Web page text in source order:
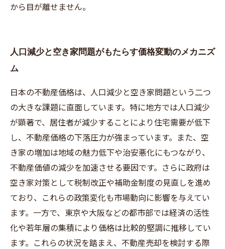
から目が離せません。
人口減少と空き家問題がもたらす価格変動のメカニズ
ム
日本の不動産価格は、人口減少と空き家問題という二つ
の大きな課題に直面しています。特に地方では人口減少
が顕著で、居住者が減少することにより住宅需要が低下
し、不動産価格の下落圧力が強まっています。また、空
き家の増加は地域の魅力低下や治安悪化にもつながり、
不動産価値の減少を加速させる要因です。さらに政府は
空き家対策として税制改正や補助金制度の見直しを進め
ており、これらの政策変化も市場動向に影響を与えてい
ます。一方で、東京や大阪などの都市部では経済の活性
化や若年層の集積により価格は比較的堅調に推移してい
ます。これらの状況を踏まえ、不動産売却を検討する際